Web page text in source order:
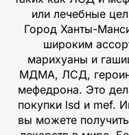
или лечебные
Город Ханты-
широким
марихуаны и
МДМА, ЛСД,
мефедрона. Это
покупки lsd и mef.
вы можете